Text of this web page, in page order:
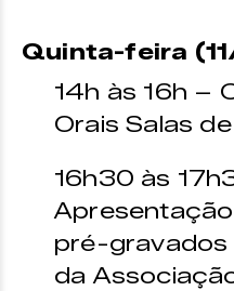
Quinta-feira
14h às 16h –
Orais Salas
16h30 às
pré-gravados
da